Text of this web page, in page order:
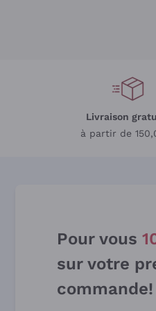
Livraison
à partir de
Pour vous
sur votre
commande!